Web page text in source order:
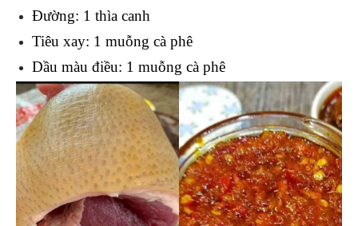
Đường: 1 thìa canh
Tiêu xay: 1 muỗng cà phê
Dầu màu điều: 1 muỗng cà phê